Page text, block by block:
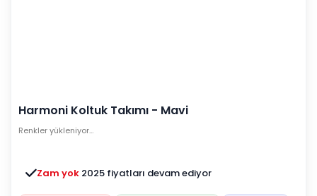
Harmoni Koltuk Takımı - Mavi
Renkler yükleniyor…
Zam yok 2025 fiyatları devam ediyor